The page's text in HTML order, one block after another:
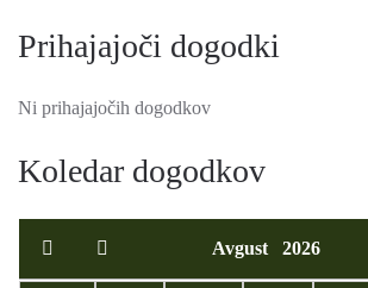
Prihajajoči dogodki
Ni prihajajočih dogodkov
Koledar dogodkov
Avgust 2026